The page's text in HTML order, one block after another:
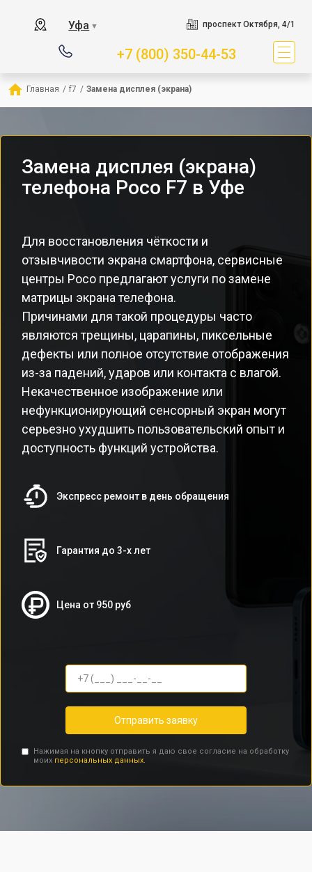
Уфа ▼ проспект Октября, 4/1
+7 (800) 350-44-53
Главная / f7 / Замена дисплея (экрана)
Замена дисплея (экрана)
телефона Poco F7 в Уфе
Для восстановления чёткости и
отзывчивости экрана смартфона, сервисные
центры Poco предлагают услуги по замене
матрицы экрана телефона.
Причинами для такой процедуры часто
являются трещины, царапины, пиксельные
дефекты или полное отсутствие отображения
из-за падений, ударов или контакта с влагой.
Некачественное изображение или
нефункционирующий сенсорный экран могут
серьезно ухудшить пользовательский опыт и
доступность функций устройства.
Экспресс ремонт в день обращения
Гарантия до 3-х лет
Цена от 950 руб
Отправить заявку
Нажимая на кнопку отправить я даю свое согласие на обработку
моих персональных данных.